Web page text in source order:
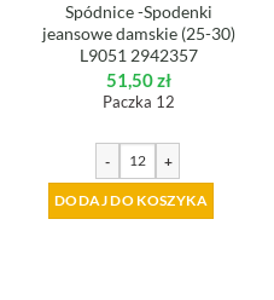
Spódnice -Spodenki
jeansowe damskie (25-30)
L9051 2942357
51,50zł
Paczka 12
- +
DODAJ DO KOSZYKA